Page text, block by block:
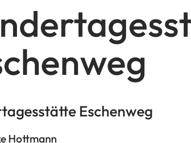
Eschenweg
Hottmann